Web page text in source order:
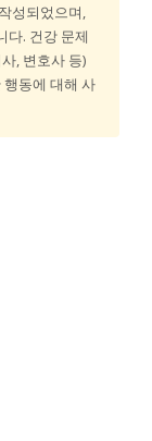
성되었으며,
다. 건강 문제
, 변호사 등)
동에 대해 사